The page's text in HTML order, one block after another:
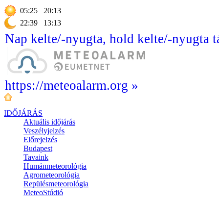
05:25
20:13
22:39
13:13
Nap kelte/-nyugta, hold kelte/-nyugta
https://meteoalarm.org »
IDŐJÁRÁS
Aktuális időjárás
Veszélyjelzés
Előrejelzés
Budapest
Tavaink
Humánmeteorológia
Agrometeorológia
Repülésmeteorológia
MeteoStúdió